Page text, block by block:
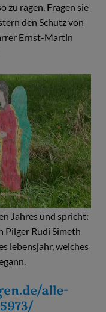
zu ragen. Fragen sie
den Schutz von
Ernst-Martin
Jahres und spricht:
Pilger Rudi Simeth
lebensjahr, welches
alle-